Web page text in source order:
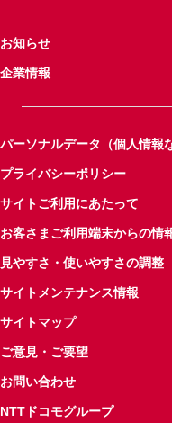
お知らせ
企業情報
パーソナルデータ（個人情報
プライバシーポリシー
サイトご利用にあたって
お客さまご利用端末からの情
見やすさ・使いやすさの調整
サイトメンテナンス情報
サイトマップ
ご意見・ご要望
お問い合わせ
NTTドコモグループ